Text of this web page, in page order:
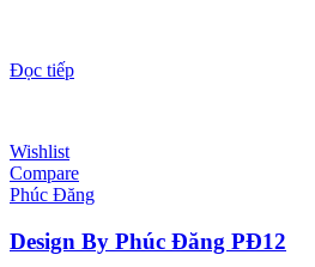
Đọc tiếp
Wishlist
Compare
Phúc Đăng
Design By Phúc Đăng PĐ12